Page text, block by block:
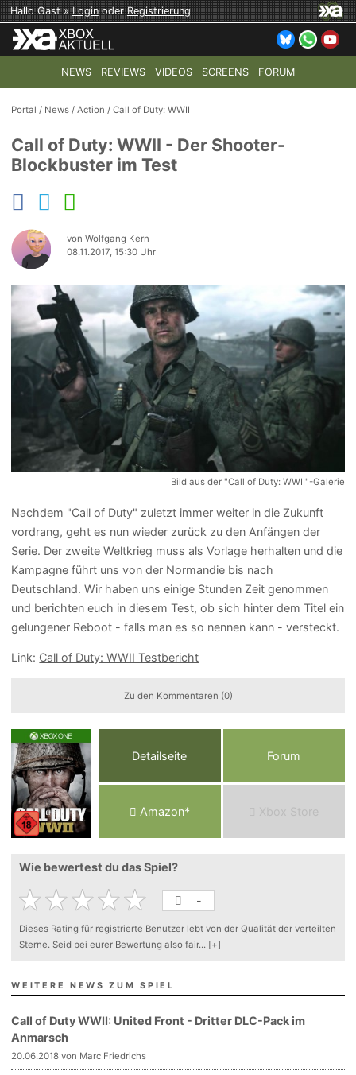
Hallo Gast »LoginoderRegistrierung
NEWS REVIEWS VIDEOS SCREENS FORUM
TOP-THEMEN: COD: MODERN WARFARE 4 HALO:
Portal / News /Action /Call of Duty: WWII
Call of Duty: WWII - Der Shooter-
Blockbuster im Test
von Wolfgang Kern
08.11.2017, 15:30 Uhr
Bild aus der "Call of Duty: WWII"-Galerie
Nachdem "Call of Duty" zuletzt immer weiter in die Zukunft
vordrang, geht es nun wieder zurück zu den Anfängen der
Serie. Der zweite Weltkrieg muss als Vorlage herhalten und die
Kampagne führt uns von der Normandie bis nach
Deutschland. Wir haben uns einige Stunden Zeit genommen
und berichten euch in diesem Test, ob sich hinter dem Titel ein
gelungener Reboot - falls man es so nennen kann - versteckt.
Link: Call of Duty: WWII Testbericht
Zu den Kommentaren (0)
Detailseite Forum
Amazon* Xbox Store
Wie bewertest du das Spiel?
-
Dieses Rating für registrierte Benutzer lebt von der Qualität der verteilten
Sterne. Seid bei eurer Bewertung also fair... [+]
WEITERE NEWS ZUM SPIEL
Call of Duty WWII: United Front - Dritter DLC-Pack im
Anmarsch
20.06.2018 von Marc Friedrichs